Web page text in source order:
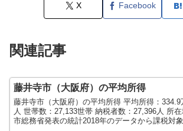
X Facebook
関連記事
藤井寺市（大阪府）の平均所得
藤井寺市（大阪府）の平均所得 平均所得：
人 世帯数：27,133世帯 納税者数：27,396人 所
市総務省発表の統計2018年のデータから課税対